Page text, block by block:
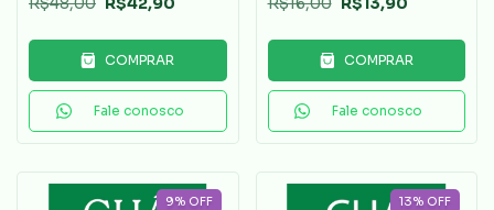
COMPRAR
Fale conosco
COMPRAR
Fale conosco
9% OFF 13% OFF